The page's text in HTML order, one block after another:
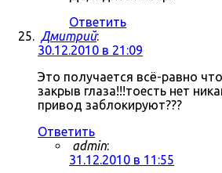
Ответить
Дмитрий:
30.12.2010 в 21:09
Это получается всё-равно
закрыв глаза!!!тоесть нет
привод заблокируют???
Ответить
admin:
31.12.2010 в 11:55